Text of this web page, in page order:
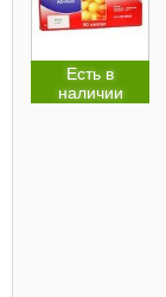
Есть в
наличии